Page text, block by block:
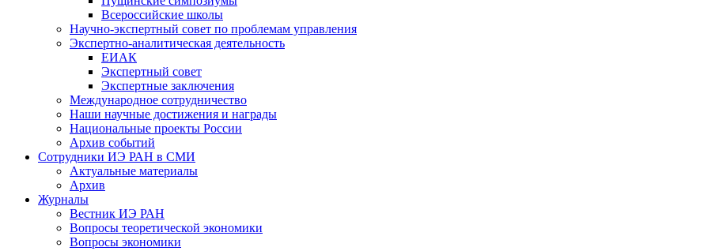
Всероссийские школы
Научно-экспертный совет по проблемам управления
Экспертно-аналитическая деятельность
ЕИАК
Экспертный совет
Экспертные заключения
Международное сотрудничество
Наши научные достижения и награды
Национальные проекты России
Архив событий
Сотрудники ИЭ РАН в СМИ
Актуальные материалы
Архив
Журналы
Вестник ИЭ РАН
Вопросы теоретической экономики
Вопросы экономики